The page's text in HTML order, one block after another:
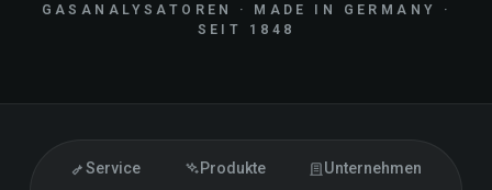
GASANALYSATOREN · MADE IN GERMANY ·
SEIT 1848
Service Produkte Unternehmen